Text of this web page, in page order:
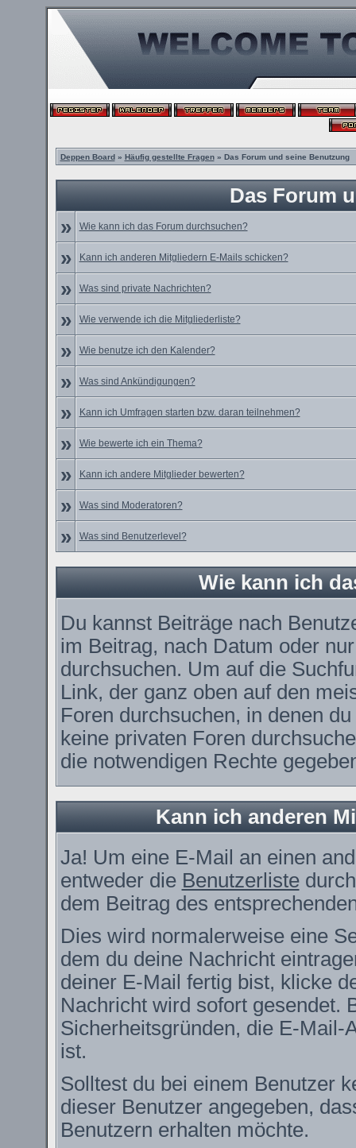
Deppen Board» Häufig gestellte Fragen» Das Forum und seine Benutzung
Das Forum
»
Wie kann ich das Forum durchsuchen?
» Kann ich anderen Mitgliedern E-Mails schicken?
» Was sind private Nachrichten?
» Wie verwende ich die Mitgliederliste?
» Wie benutze ich den Kalender?
» Was sind Ankündigungen?
» Kann ich Umfragen starten bzw. daran teilnehmen?
» Wie bewerte ich ein Thema?
» Kann ich andere Mitglieder bewerten?
» Was sind Moderatoren?
» Was sind Benutzerlevel?
Wie kann ich
Du kannst Beiträge nach
im Beitrag, nach Datum oder
durchsuchen. Um auf die
Link, der ganz oben auf den
Foren durchsuchen, in denen
keine privaten Foren
die notwendigen Rechte
Kann ich anderen
Ja! Um eine E-Mail an einen
entweder die Benutzerliste
dem Beitrag des
Dies wird normalerweise eine
dem du deine Nachricht
deiner E-Mail fertig bist, klicke
Nachricht wird sofort gesendet.
Sicherheitsgründen, die E-Mail-
ist.
Solltest du bei einem Benutzer
dieser Benutzer angegeben,
Benutzern erhalten möchte.